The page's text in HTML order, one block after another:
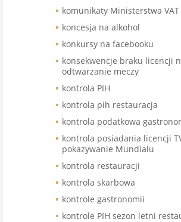
komunikaty Ministerstwa VAT
koncesja na alkohol
konkursy na facebooku
konsekwencje braku licencji
odtwarzanie meczy
kontrola PIH
kontrola pih restauracja
kontrola podatkowa
kontrola posiadania licencji
pokazywanie Mundialu
kontrola restauracji
kontrola skarbowa
kontrole gastronomii
kontrole PIH sezon letni